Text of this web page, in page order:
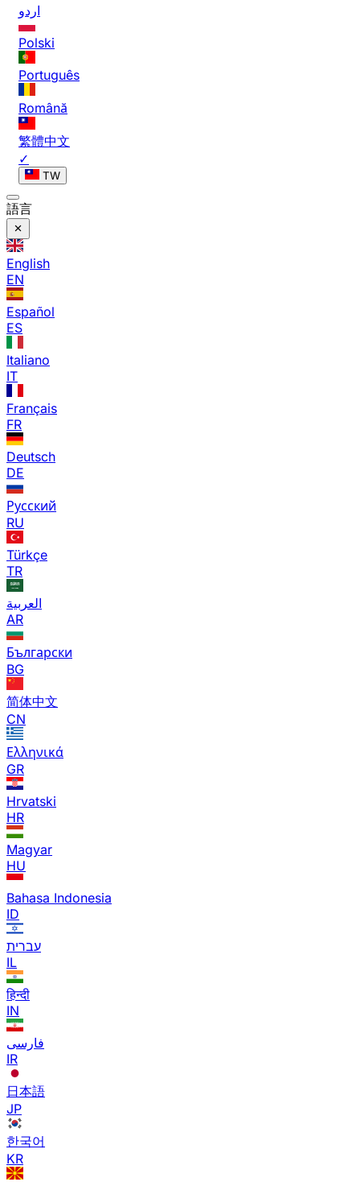
اردو
Polski
Português
Română
繁體中文
✓
TW
語言
English
EN
Español
ES
Italiano
IT
Français
FR
Deutsch
DE
Русский
RU
Türkçe
TR
العربية
AR
Български
BG
简体中文
CN
Ελληνικά
GR
Hrvatski
HR
Magyar
HU
Bahasa Indonesia
ID
עברית
IL
हिन्दी
IN
فارسی
IR
日本語
JP
한국어
KR